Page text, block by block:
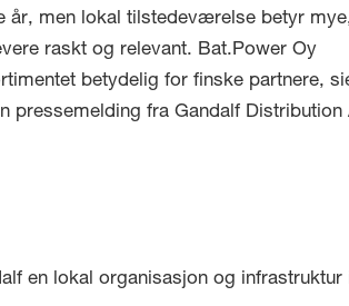
år, men lokal tilstedeværelse betyr
raskt og relevant. Bat.Power Oy
betydelig for finske partnere,
pressemelding fra Gandalf Distribution
en lokal organisasjon og infrastruktur